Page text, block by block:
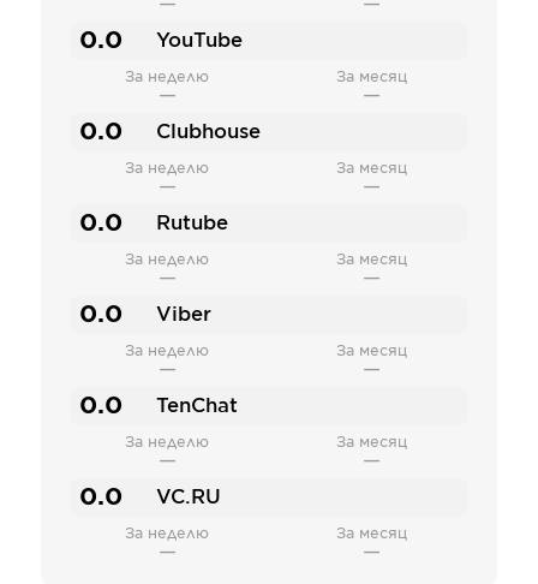
— —
0.0 YouTube
За неделю
—
За месяц
—
0.0 Clubhouse
За неделю
—
За месяц
—
0.0 Rutube
За неделю
—
За месяц
—
0.0 Viber
За неделю
—
За месяц
—
0.0 TenChat
За неделю
—
За месяц
—
0.0 VC.RU
За неделю
—
За месяц
—